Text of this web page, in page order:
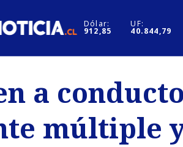
Dólar:
912,85
UF:
40.844,79
Internacional
Motores
a
múltiple